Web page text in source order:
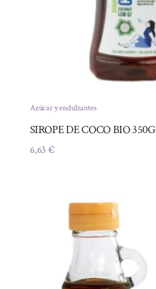
Azúcar y endulzantes
SIROPE DE COCO BIO 350G
6,63€